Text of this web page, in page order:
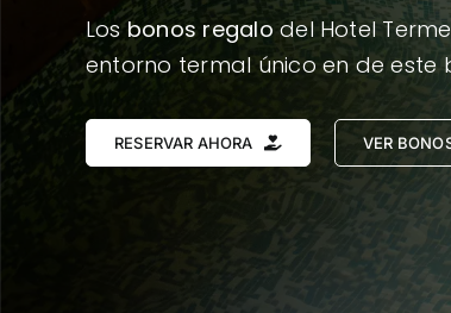
Losbonos regalo del Hotel
entorno termal único en de este
RESERVAR AHORA VER